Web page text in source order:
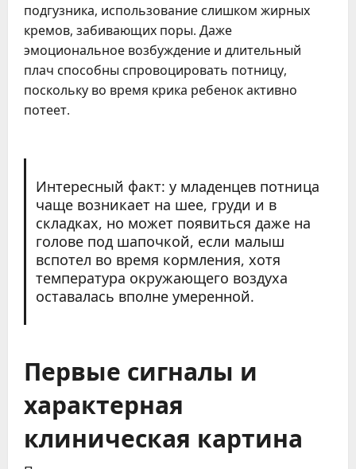
подгузника, использование слишком жирных
кремов, забивающих поры. Даже
эмоциональное возбуждение и длительный
плач способны спровоцировать потницу,
поскольку во время крика ребенок активно
потеет.
Интересный факт: у младенцев потница
чаще возникает на шее, груди и в
складках, но может появиться даже на
голове под шапочкой, если малыш
вспотел во время кормления, хотя
температура окружающего воздуха
оставалась вполне умеренной.
Первые сигналы и
характерная
клиническая картина